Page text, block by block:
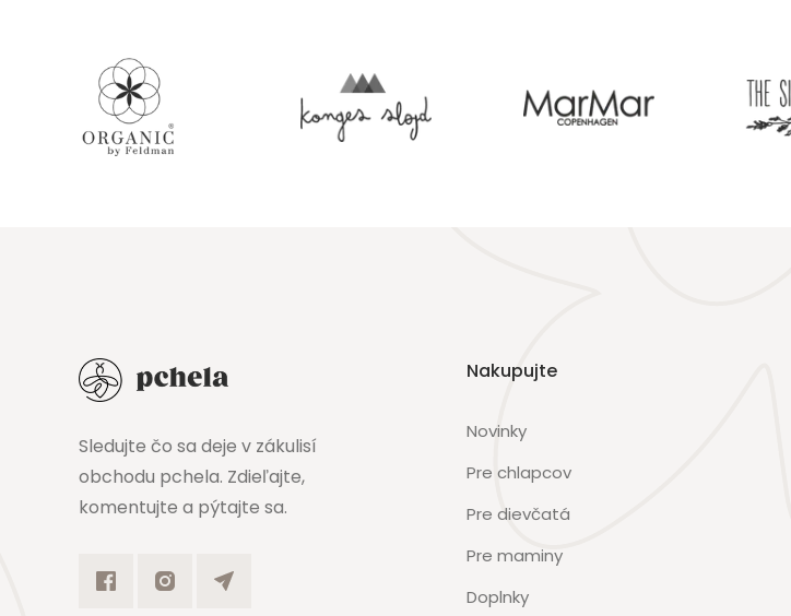
Sledujte čo sa deje v zákulisí
obchodu pchela. Zdieľajte,
komentujte a pýtajte sa.
Nakupujte
Novinky
Pre chlapcov
Pre dievčatá
Pre maminy
Doplnky